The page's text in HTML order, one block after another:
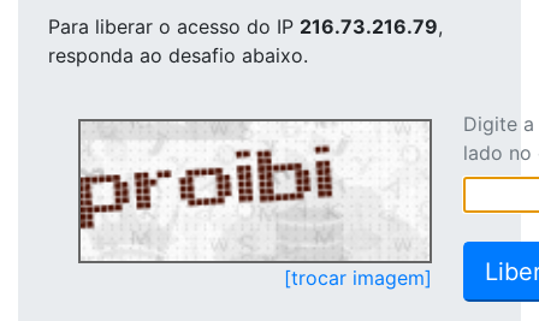
Para liberar o acesso do IP 216.73.216.79,
responda ao desafio abaixo.
[trocar imagem]
Digite
lado no